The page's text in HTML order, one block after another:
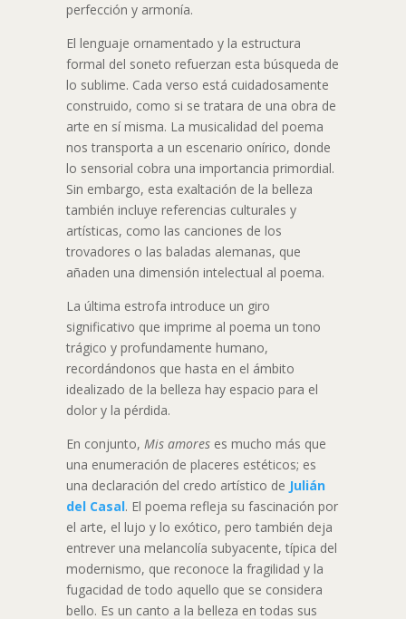
perfección y armonía.
El lenguaje ornamentado y la estructura
formal del soneto refuerzan esta búsqueda de
lo sublime. Cada verso está cuidadosamente
construido, como si se tratara de una obra de
arte en sí misma. La musicalidad del poema
nos transporta a un escenario onírico, donde
lo sensorial cobra una importancia primordial.
Sin embargo, esta exaltación de la belleza
también incluye referencias culturales y
artísticas, como las canciones de los
trovadores o las baladas alemanas, que
añaden una dimensión intelectual al poema.
La última estrofa introduce un giro
significativo que imprime al poema un tono
trágico y profundamente humano,
recordándonos que hasta en el ámbito
idealizado de la belleza hay espacio para el
dolor y la pérdida.
En conjunto, Mis amoreses mucho más que
una enumeración de placeres estéticos; es
una declaración del credo artístico de Julián
del Casal. El poema refleja su fascinación por
el arte, el lujo y lo exótico, pero también deja
entrever una melancolía subyacente, típica del
modernismo, que reconoce la fragilidad y la
fugacidad de todo aquello que se considera
bello. Es un canto a la belleza en todas sus